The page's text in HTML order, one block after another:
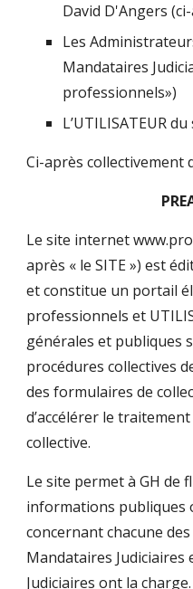
David D'Angers
Les
Mandataires
professionnels»)
L’UTILISATEUR
Ci-après collectivement
Le site internet
après « le SITE ») est
et constitue un portail
professionnels et
générales et publiques
procédures collectives
des formulaires de
d’accélérer le
collective.
Le site permet à GH de
informations publiques
concernant chacune
Mandataires
Judiciaires ont la charge.